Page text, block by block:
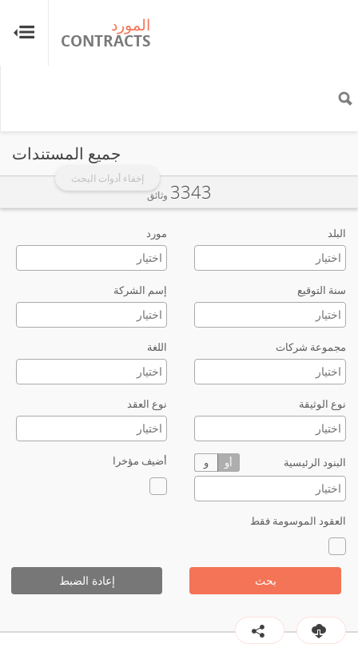
المورد
CONTRACTS
إخفاء أدوات البحث
جميع المستندات
البلد مورد
سنة التوقيع إسم الشركة
مجموعة شركات اللغة
نوع الوثيقة نوع العقد
البنود الرئيسية أو و أضيف مؤخرا
العقود الموسومة فقط
بحث إعادة الضبط
3343 وثائق